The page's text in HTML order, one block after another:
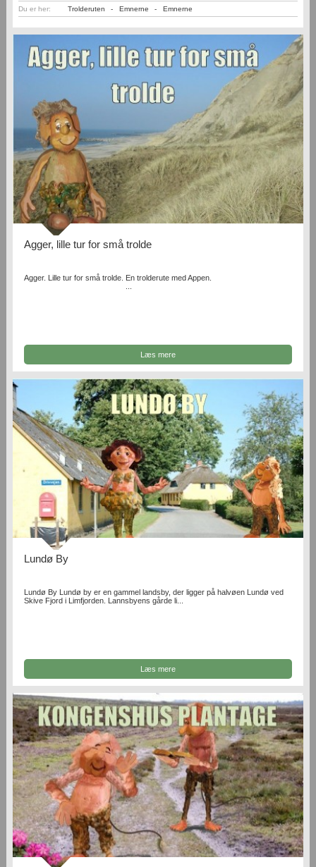
Du er her: Trolderuten - Emnerne - Emnerne
Agger, lille tur for små trolde
Agger. Lille tur for små trolde. En trolderute med Appen.
Læs mere
Lundø By
Lundø By Lundø by er en gammel landsby, der ligger på halvøen Lundø ved
Skive Fjord i Limfjorden. Lannsbyens gårde li...
Læs mere